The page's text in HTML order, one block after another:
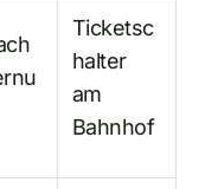
Ticketsc
halter
am
Bahnhof